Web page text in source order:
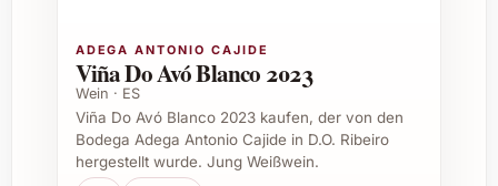
Geburtstagsfeiern und besondere
Jubiläen
Romantische Dinner und Hochzeitsfeiern
Weihnachten und festliche Feiertage
Firmengeschenke für Geschäftspartner
und Kunden
ADEGA ANTONIO CAJIDE
Viña Do Avó Blanco 2023
Wein · ES
Viña Do Avó Blanco 2023 kaufen, der von den
Bodega Adega Antonio Cajide in D.O. Ribeiro
hergestellt wurde. Jung Weißwein.